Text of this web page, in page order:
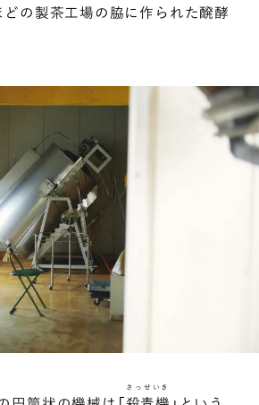
どの製茶工場の脇に作られた醗酵
さっせいき